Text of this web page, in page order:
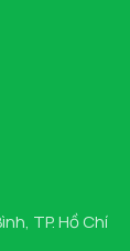
TP. Hồ Chí